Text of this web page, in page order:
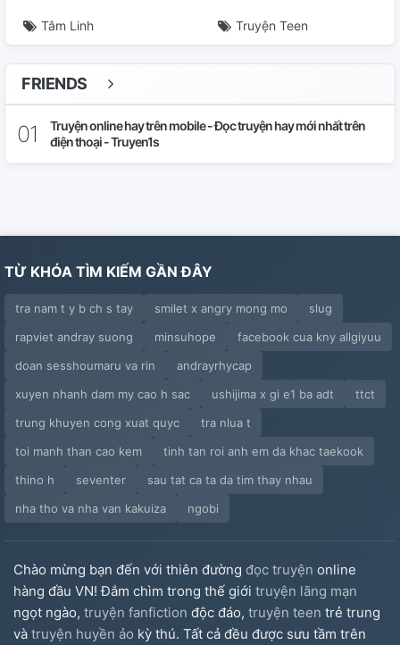
Tâm Linh Truyện Teen
FRIENDS
Truyện online hay trên mobile - Đọc truyện hay mới nhất trên
điện thoại - Truyen1s
TỪ KHÓA TÌM KIẾM GẦN ĐÂY
tra nam t y b ch s tay smilet x angry mong mo
slug
rapviet andray suong
minsuhope
facebook cua kny allgiyuu
doan sesshoumaru va rin
andrayrhycap
xuyen nhanh dam my cao h sac
ushijima x gi e1 ba adt
ttct
trung khuyen cong xuat quyc
tra nlua t
toi manh than cao kem
tinh tan roi anh em da khac taekook
thino h
seventer
sau tat ca ta da tim thay nhau
nha tho va nha van kakuiza
ngobi
Chào mừng bạn đến với thiên đường đọc truyện online
hàng đầu VN! Đắm chìm trong thế giới truyện lãng mạn
ngọt ngào, truyện fanfiction độc đáo, truyện teen trẻ trung
và truyện huyền ảo kỳ thú. Tất cả đều được sưu tầm trên